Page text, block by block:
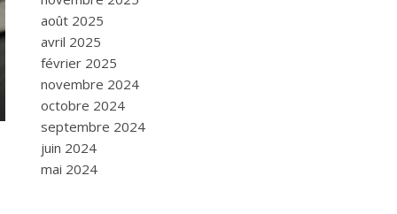
août 2025
avril 2025
février 2025
novembre 2024
octobre 2024
septembre 2024
juin 2024
mai 2024